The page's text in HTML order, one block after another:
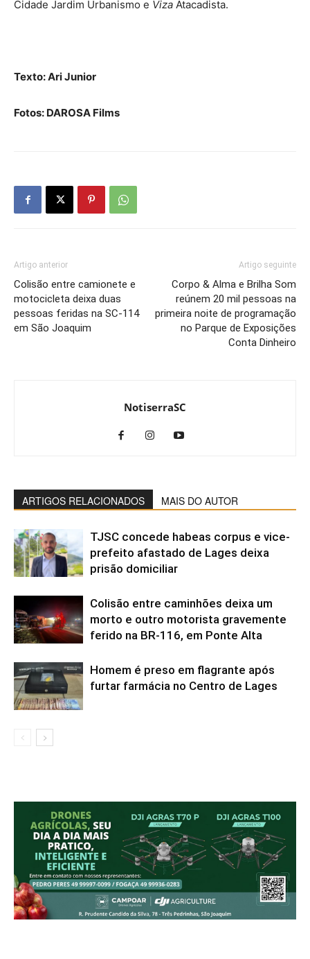
Cidade Jardim Urbanismo e Viza Atacadista.
Texto: Ari Junior
Fotos: DAROSA Films
Artigo anterior
Colisão entre camionete e
motocicleta deixa duas
pessoas feridas na SC-114
em São Joaquim
Artigo seguinte
Corpo & Alma e Brilha Som
reúnem 20 mil pessoas na
primeira noite de programação
no Parque de Exposições
Conta Dinheiro
NotiserraSC
ARTIGOS RELACIONADOS MAIS DO AUTOR
TJSC concede habeas corpus e vice-
prefeito afastado de Lages deixa
prisão domiciliar
Colisão entre caminhões deixa um
morto e outro motorista gravemente
ferido na BR-116, em Ponte Alta
Homem é preso em flagrante após
furtar farmácia no Centro de Lages